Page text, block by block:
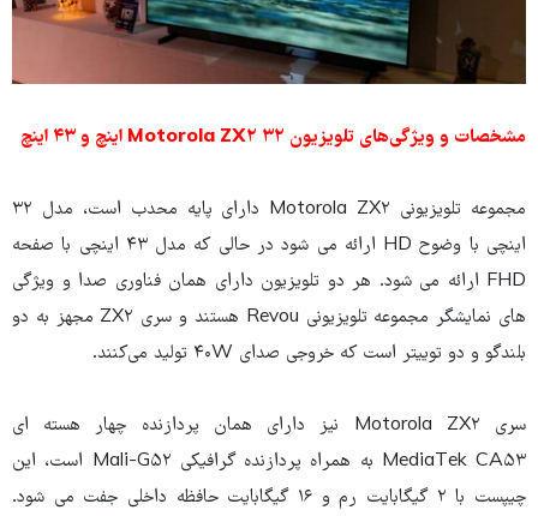
مشخصات و ویژگی‌های تلویزیون Motorola ZX۲ ۳۲ اینچ و ۴۳ اینچ
مجموعه تلویزیونی Motorola ZX۲ دارای پایه محدب است، مدل ۳۲
اینچی با وضوح HD ارائه می شود در حالی که مدل ۴۳ اینچی با صفحه
FHD ارائه می شود. هر دو تلویزیون دارای همان فناوری صدا و ویژگی
های نمایشگر مجموعه تلویزیونی Revou هستند و سری ZX۲ مجهز به دو
بلندگو و دو توییتر است که خروجی صدای ۴۰W تولید می‌کنند.
سری Motorola ZX۲ نیز دارای همان پردازنده چهار هسته ای
MediaTek CA۵۳ به همراه پردازنده گرافیکی Mali-G۵۲ است، این
چیپست با ۲ گیگابایت رم و ۱۶ گیگابایت حافظه داخلی جفت می شود.